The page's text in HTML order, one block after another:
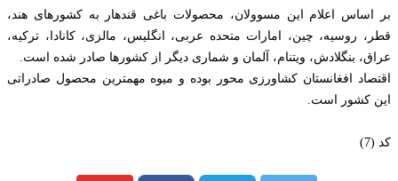
بر اساس اعلام این مسوولان، محصولات باغی قندهار به کشورهای هند،
قطر، روسیه، چین، امارات متحده عربی، انگلیس، مالزی، کانادا، ترکیه،
عراق، بنگلادش، ویتنام، آلمان و شماری دیگر از کشورها صادر شده است.
اقتصاد افغانستان کشاورزی محور بوده و میوه مهمترین محصول صادراتی
این کشور است.
کد (7)